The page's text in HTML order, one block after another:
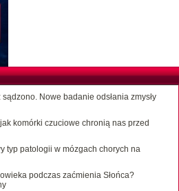
Nowe badanie odsłania zmysły
komórki czuciowe chronią nas przed
typ patologii w mózgach chorych na
podczas zaćmienia Słońca?